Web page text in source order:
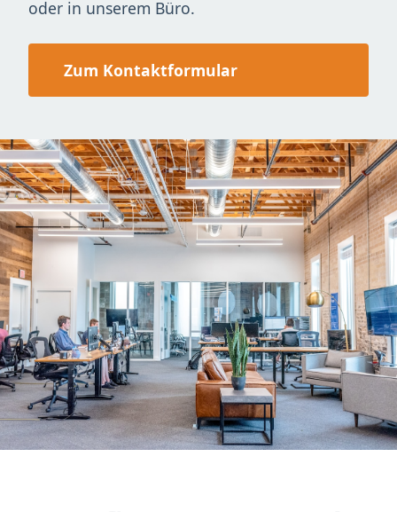
oder in unserem Büro.
Zum Kontaktformular